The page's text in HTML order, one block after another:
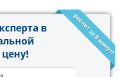
расчет за 5 минут!
в